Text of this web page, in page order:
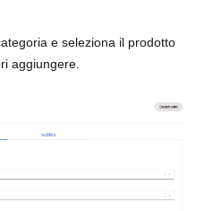
e seleziona il prodotto
aggiungere.